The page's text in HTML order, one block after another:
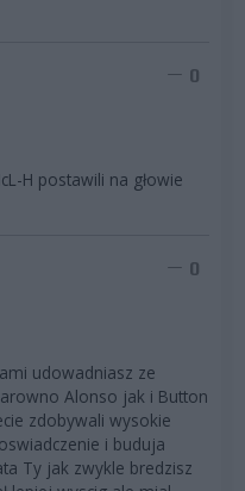
0
H postawili na głowie
0
udowadniasz ze
Alonso jak i Button
zdobywali wysokie
i buduja
Ty jak zwykle bredzisz